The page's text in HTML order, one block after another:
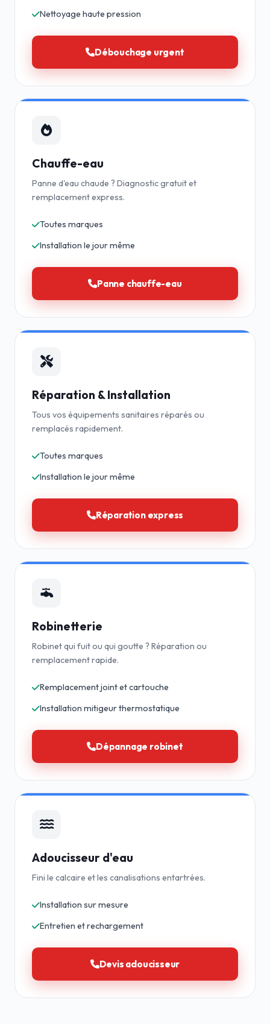
Nettoyage haute pression
Débouchage urgent
Chauffe-eau
Panne d'eau chaude ? Diagnostic gratuit et
remplacement express.
Toutes marques
Installation le jour même
Panne chauffe-eau
Réparation & Installation
Tous vos équipements sanitaires réparés ou
remplacés rapidement.
Toutes marques
Installation le jour même
Réparation express
Robinetterie
Robinet qui fuit ou qui goutte ? Réparation ou
remplacement rapide.
Remplacement joint et cartouche
Installation mitigeur thermostatique
Dépannage robinet
Adoucisseur d'eau
Fini le calcaire et les canalisations entartrées.
Installation sur mesure
Entretien et rechargement
Devis adoucisseur